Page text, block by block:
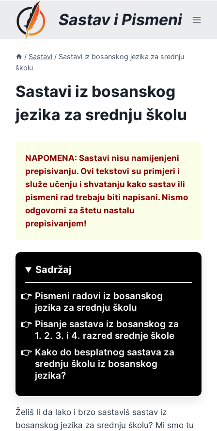
content
Sastav i Pismeni
/ Sastavi / Sastavi iz bosanskog jezika za srednju
školu
Sastavi iz bosanskog
jezika za srednju školu
NAPOMENA: Sastavi nisu namijenjeni
prepisivanju. Ovi tekstovi su primjeri i
služe učenju i shvatanju kako sastav ili
pismeni rad trebaju biti napisani. Nismo
odgovorni za štetu nastalu
prepisivanjem!
Sadržaj
Pismeni radovi iz bosanskog
jezika za srednju školu
Pisanje sastava iz bosanskog za
1. 2. 3. i 4. razred srednje škole
Kako do besplatnog sastava za
srednju školu iz bosanskog
jezika?
Želiš li da lako i brzo sastaviš sastav iz
bosanskog jezika za srednju školu? Mi smo tu